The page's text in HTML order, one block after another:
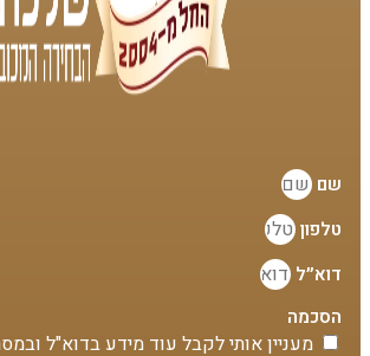
שם
טלפון
דוא״ל
הסכמה
מעניין אותי לקבל עוד מידע בדוא"ל